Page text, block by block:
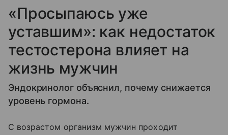
«Просыпаюсь уже
уставшим»: как недостаток
тестостерона влияет на
жизнь мужчин
Эндокринолог объяснил, почему снижается
уровень гормона.
С возрастом организм мужчин проходит